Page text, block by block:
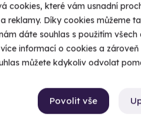
cookies, které vám usnadní
reklamy. Díky cookies můžeme
dáte souhlas s použitím
informací o cookies a zároveň
můžete kdykoliv odvolat
Povolit vše
už 23. 08. 2026